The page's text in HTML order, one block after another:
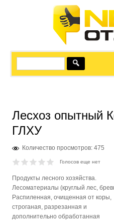
Лесхоз опытный
ГЛХУ
Количество просмотров: 475
Голосов еще нет
Продукты лесного хозяйства.
Лесоматериалы (круглый лес,
Распиленная, очищенная от коры,
строганая, разрезанная и
дополнительно обработанная